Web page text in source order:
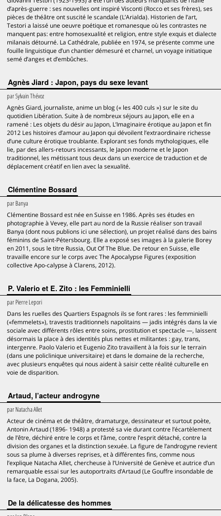
d’après-guerre : ses nouvelles ont inspiré Visconti (Rocco et ses frères), ses
pièces de théâtre ont suscité le scandale (L’Arialda). Historien de l’art,
Testori a laissé une oeuvre poétique et romanesque où les contrastes ne
manquent pas: entre homosexualité et religion, entre style exquis et dialecte
milanais détourné. La Cathédrale, publiée en 1974, se présente comme une
fouille linguistique d’un chantier démesuré et charnel, un voyage initiatique
semé d’anges et d’embûches.
Agnès Jiard : Japon, pays du sexe levant
parSylvain Thévoz
Agnès Giard, journaliste, anime un blog (« les 400 culs ») sur le site du
quotidien Libération. Suite à de nombreux séjours au Japon, elle en a
ramené : Les objets du désir au Japon, L’Imaginaire érotique au Japon et fin
2012 Les histoires d’amour au Japon qui dévoilent l’extraordinaire richesse
d’une culture érotique troublante. Explorant ses fonds mythologiques, elle
lie, par des allers-retours incessants, le Japon moderne et le Japon
traditionnel, les métissant tous deux dans un exercice de traduction et de
déplacement créatif en lien avec la sexualité.
Clémentine Bossard
parBanya
Clémentine Bossard est née en Suisse en 1986. Après ses études en
photographie à Vevey, elle part au nord de la Russie réaliser son travail
Banya (dont nous publions ici une sélection), un projet réalisé dans des bains
féminins de Saint-Pétersbourg. Elle a exposé ses images à la galerie Borey
en 2011, sous le titre Russia, Out Of The Blue. De retour en Suisse, elle
travaille encore sur le corps avec The Apocalypse Figures (exposition
collective Apo-calypse à Clarens, 2012).
P. Valerio et E. Zito : les Femminielli
parPierre Lepori
Dans les ruelles des Quartiers Espagnols ils se font rares : les femminielli
(«femmelets»), travestis traditionnels napolitains — jadis intégrés dans la vie
sociale avec différents rôles entre soins, prostitution et spectacle —, laissent
désormais la place à des identités plus nettes et militantes : gay, trans,
intergenre. Paolo Valerio et Eugenio Zito travaillent à la fois sur le terrain
(dans une policlinique universitaire) et dans le domaine de la recherche,
avec plusieurs enquêtes qui nous aident à saisir cette réalité culturelle en
voie de disparition.
Artaud, l’acteur androgyne
parNatacha Allet
Acteur de cinéma et de théâtre, dramaturge, dessinateur et surtout poète,
Antonin Artaud (1896- 1948) a protesté sa vie durant contre l’écartèlement
de l’être, déchiré entre le corps et l’âme, contre l’esprit détaché, contre la
division des organes et la distinction sexuée. La figure de l’androgyne revient
sous sa plume à diverses reprises, et à différentes fins, comme nous
l’explique Natacha Allet, chercheuse à l’Université de Genève et autrice d’un
remarquable essai sur les autoportraits d’Artaud (Le Gouffre insondable de
la face, La Dogana, 2005).
De la délicatesse des hommes